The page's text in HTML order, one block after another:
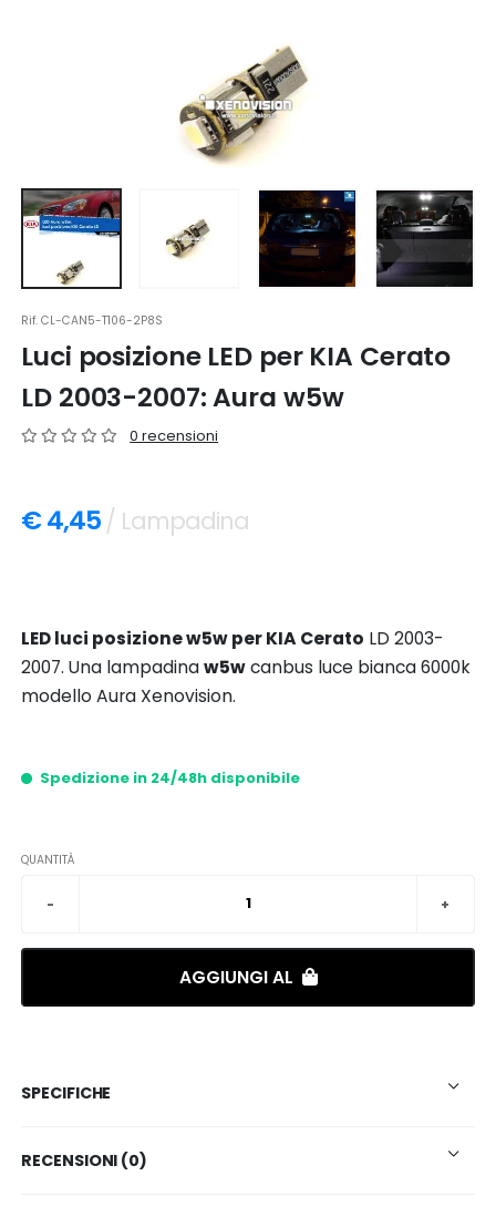
Rif.CL-CAN5-T106-2P8S
Luci posizione LED per KIA Cerato
LD 2003-2007: Aura w5w
0 recensioni
€ 4,45 / Lampadina
LED luci posizione w5w per KIA Cerato LD 2003-
2007. Una lampadinaw5wcanbus luce bianca 6000k
modello Aura Xenovision.
Spedizione in 24/48h disponibile
QUANTITÀ
AGGIUNGI AL
SPECIFICHE
RECENSIONI (0)